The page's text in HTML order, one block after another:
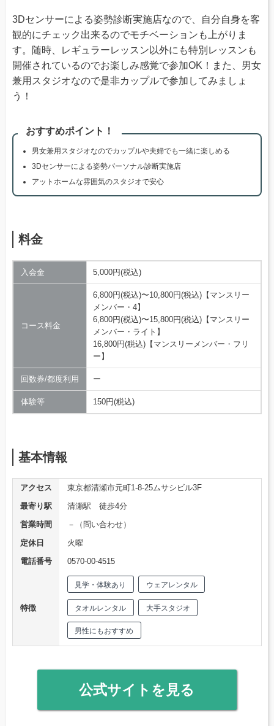
3Dセンサーによる姿勢診断実施店なので、自分自身を客
観的にチェック出来るのでモチベーションも上がりま
す。随時、レギュラーレッスン以外にも特別レッスンも
開催されているのでお楽しみ感覚で参加OK！また、男女
兼用スタジオなので是非カップルで参加してみましょ
う！
おすすめポイント！
男女兼用スタジオなのでカップルや夫婦でも一緒に楽しめる
3Dセンサーによる姿勢パーソナル診断実施店
アットホームな雰囲気のスタジオで安心
料金
入会金 5,000円(税込)
コース料金
6,800円(税込)〜10,800円(税込)【マンスリー
メンバー・4】
6,800円(税込)〜15,800円(税込)【マンスリー
メンバー・ライト】
16,800円(税込)【マンスリーメンバー・フリ
ー】
回数券/都度利用 ー
体験等 150円(税込)
基本情報
アクセス
東京都清瀬市元町1-8-25ムサシビル3F
最寄り駅
清瀬駅 徒歩4分
営業時間
－（問い合わせ）
定休日
火曜
電話番号
0570-00-4515
特徴
見学・体験あり ウェアレンタル
タオルレンタル 大手スタジオ
男性にもおすすめ
公式サイトを見る